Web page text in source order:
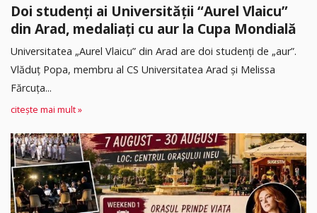
Doi studenți ai Universității “Aurel Vlaicu”
din Arad, medaliați cu aur la Cupa Mondială
Universitatea „Aurel Vlaicu” din Arad are doi studenți de „aur”.
Vlăduț Popa, membru al CS Universitatea Arad și Melissa
Fărcuța...
citește mai mult »